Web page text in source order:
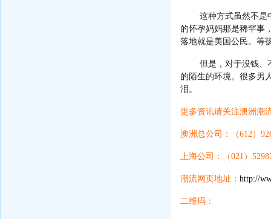
这种方式虽然不是
的怀孕妈妈那是稀罕事
落地就是美国公民。等
但是，对于没钱、
的陌生的环境。很多男
泪。
更多资讯请关注澳洲潮
澳洲总公司：（612）
上海公司：（021 ）
潮流网页地址： http://
二维码：